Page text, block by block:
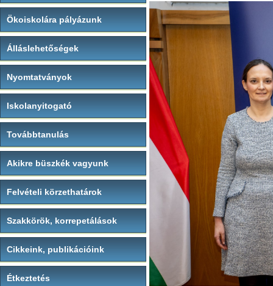
Ökoiskolára pályázunk
Álláslehetőségek
Nyomtatványok
Iskolanyitogató
Továbbtanulás
Akikre büszkék vagyunk
Felvételi körzethatárok
Szakkörök, korrepetálások
Cikkeink, publikációink
Étkeztetés